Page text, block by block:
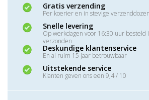
Gratis verzending
Per koerier en in stevige verzenddozen
Snelle levering
Op werkdagen voor 16:30 uur besteld
verzonden
Deskundige klantenservice
En al ruim 15 jaar betrouwbaar
Uitstekende service
Klanten geven ons een 9,4 / 10